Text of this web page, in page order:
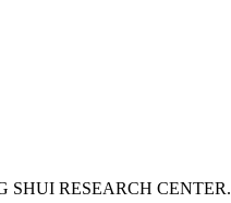
SHUI RESEARCH CENTER.